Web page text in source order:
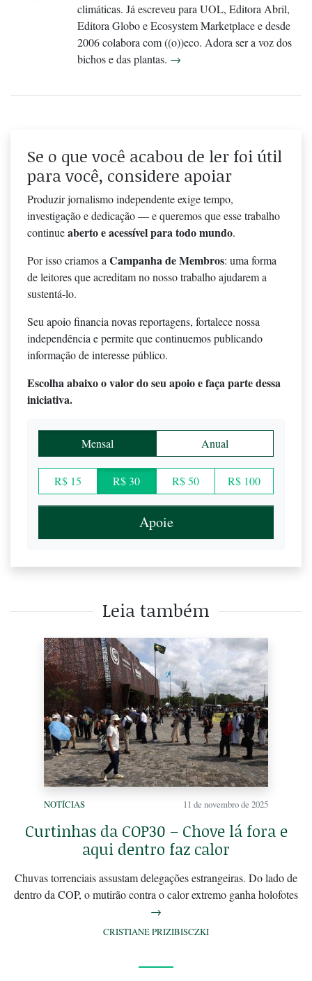
climáticas. Já escreveu para UOL, Editora Abril,
Editora Globo e Ecosystem Marketplace e desde
2006 colabora com ((o))eco. Adora ser a voz dos
bichos e das plantas. →
Se o que você acabou de ler foi útil
para você, considere apoiar
Produzir jornalismo independente exige tempo,
investigação e dedicação — e queremos que esse trabalho
continueaberto e acessível para todo mundo.
Por isso criamos a Campanha de Membros: uma forma
de leitores que acreditam no nosso trabalho ajudarem a
sustentá-lo.
Seu apoio financia novas reportagens, fortalece nossa
independência e permite que continuemos publicando
informação de interesse público.
Escolha abaixo o valor do seu apoio e faça parte dessa
iniciativa.
Mensal Anual
R$ 15 R$ 30 R$ 50 R$ 100
Apoie
Leia também
NOTÍCIAS 11 de novembro de 2025
Curtinhas da COP30 – Chove lá fora e
aqui dentro faz calor
Chuvas torrenciais assustam delegações estrangeiras. Do lado de
dentro da COP, o mutirão contra o calor extremo ganha holofotes
→
CRISTIANE PRIZIBISCZKI